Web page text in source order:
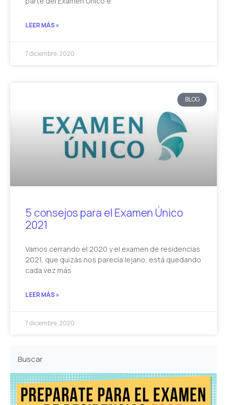
LEER MÁS »
7 diciembre, 2020
BLOG
5 consejos para el Examen Único
2021
Vamos cerrando el 2020 y el examen de residencias
2021, que quizás nos parecía lejano, está quedando
cada vez más
LEER MÁS »
7 diciembre, 2020